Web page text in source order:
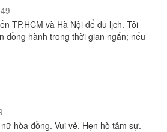
49
TP.HCM và Hà Nội để du lịch. Tôi
đồng hành trong thời gian ngắn; nếu
hòa đồng. Vui vẻ. Hẹn hò tâm sự.